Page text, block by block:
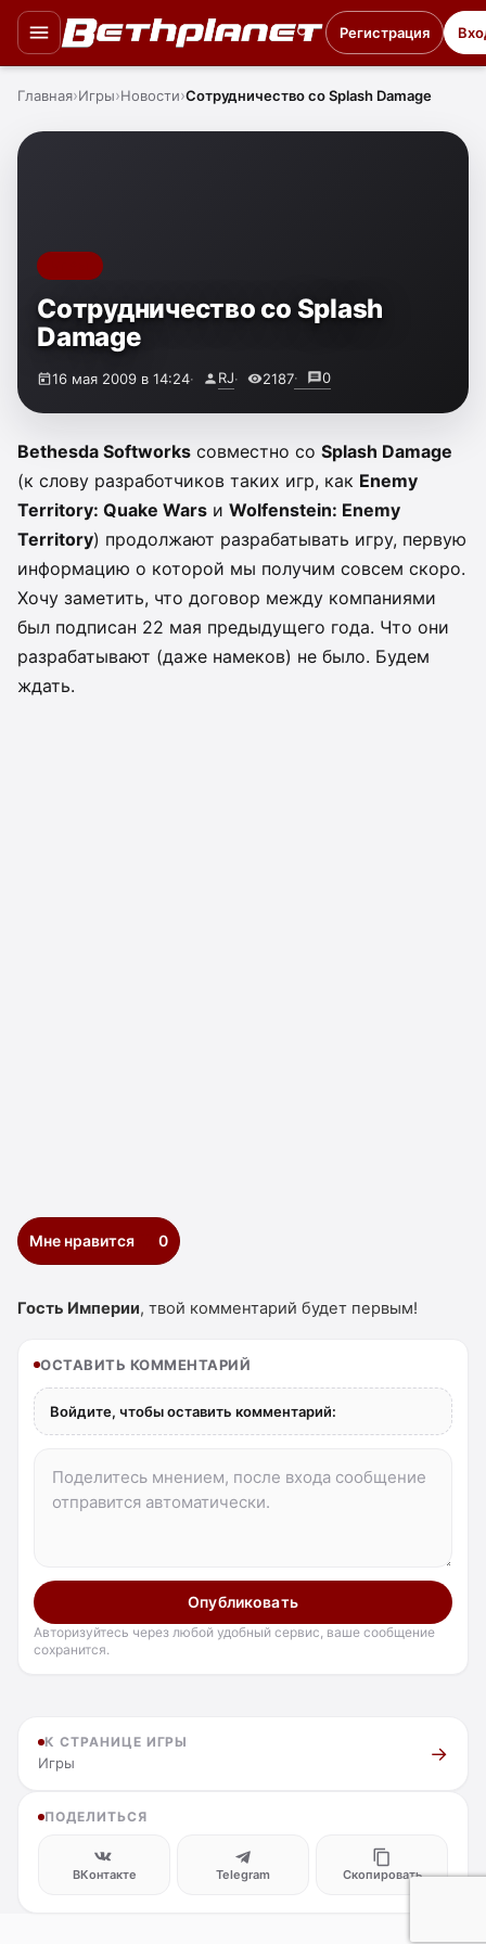
Регистрация
Главная Игры Новости Сотрудничество со Splash Damage
Сотрудничество со Splash
Damage
16 мая 2009 в 14:24 RJ 2187 0
Bethesda Softworks совместно со Splash Damage
(к слову разработчиков таких игр, как Enemy
Territory: Quake Wars и Wolfenstein: Enemy
Territory) продолжают разрабатывать игру, первую
информацию о которой мы получим совсем скоро.
Хочу заметить, что договор между компаниями
был подписан 22 мая предыдущего года. Что они
разрабатывают (даже намеков) не было. Будем
ждать.
Мне нравится 0
Гость Империи, твой комментарий будет первым!
ОСТАВИТЬ КОММЕНТАРИЙ
Войдите, чтобы оставить комментарий:
Авторизуйтесь через любой удобный сервис, ваше сообщение
сохранится.
Опубликовать
К СТРАНИЦЕ ИГРЫ
Игры
ПОДЕЛИТЬСЯ
ВКонтакте Telegram Скопировать